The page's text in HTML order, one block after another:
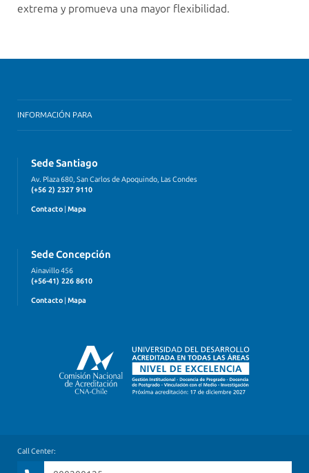
extrema y promueva una mayor flexibilidad.
INFORMACIÓN PARA
Sede Santiago
Av. Plaza 680, San Carlos de Apoquindo, Las Condes
(+56 2) 2327 9110
Contacto | Mapa
Sede Concepción
Ainavillo 456
(+56-41) 226 8610
Contacto | Mapa
Call Center: